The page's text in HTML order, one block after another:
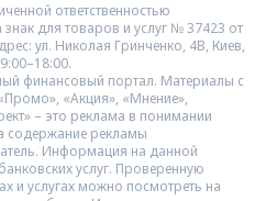
ответственностью
для товаров и услуг № 37423 от
ул. Николая Гринченко, 4В, Киев,
финансовый портал. Материалы с
«Акция», «Мнение»,
– это реклама в понимании
содержание рекламы
Информация на данной
услуг. Проверенную
и услугах можно посмотреть на